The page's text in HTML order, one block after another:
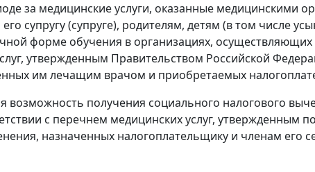
за медицинские услуги, оказанные медицинскими
супругу (супруге), родителям, детям (в том числе
форме обучения в организациях,
утвержденным Правительством Российской
им лечащим врачом и приобретаемых
возможность получения социального налогового
с перечнем медицинских услуг, утвержденным
назначенных налогоплательщику и членам